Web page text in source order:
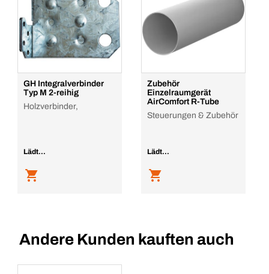
GH Integralverbinder
Typ M 2-reihig
Holzverbinder,
Lädt...
Zubehör
Einzelraumgerät
AirComfort R-Tube
Steuerungen & Zubehör
Lädt...
Andere Kunden kauften auch